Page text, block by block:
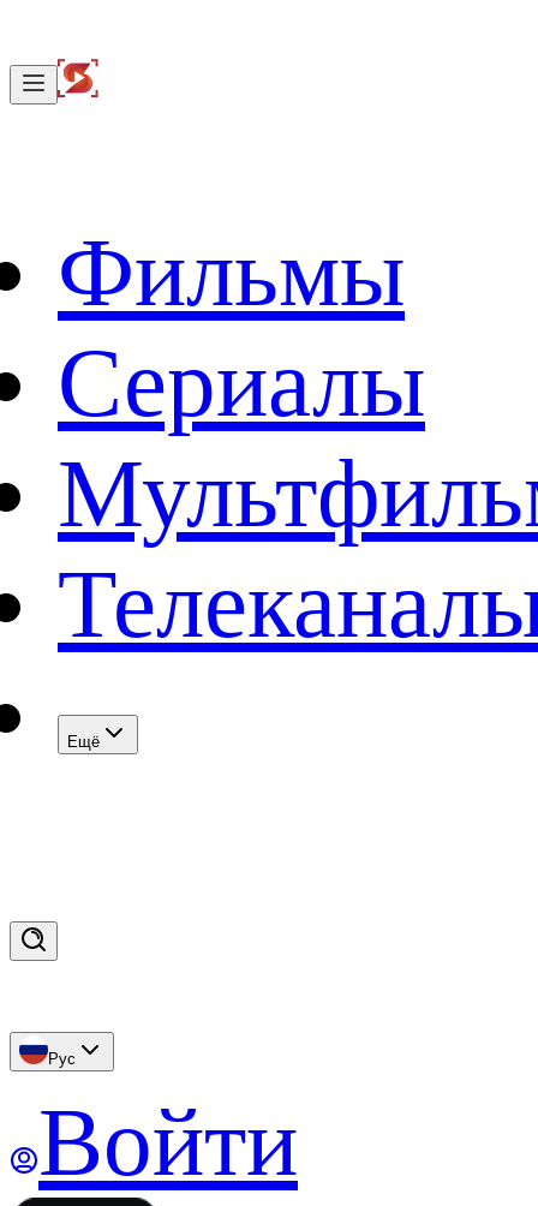
Фильмы
Сериалы
Eщё
Рус
Войти